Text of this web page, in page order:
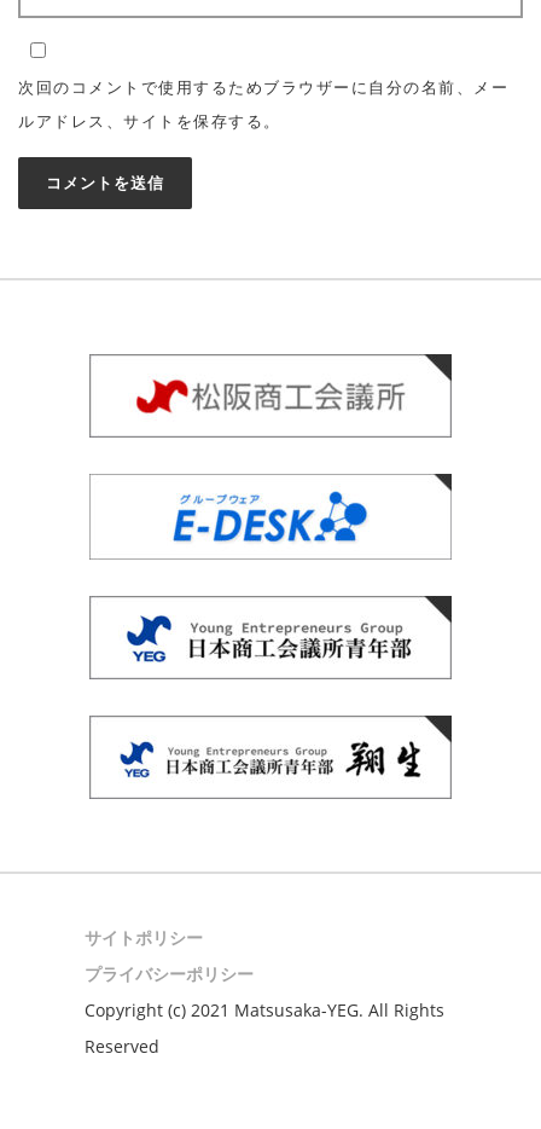
次回のコメントで使用するためブラウザーに自分の名前、メー
ルアドレス、サイトを保存する。
サイトポリシー
プライバシーポリシー
Copyright (c) 2021 Matsusaka-YEG. All Rights
Reserved